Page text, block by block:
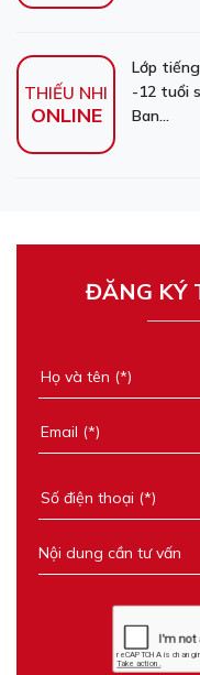
THIẾU NHI
ONLINE
Lớp
-12 tuổi
Ban...
ĐĂNG KÝ